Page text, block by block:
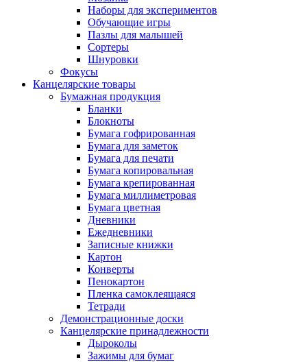
Наборы для экспериментов
Обучающие игры
Пазлы для малышей
Сортеры
Шнуровки
Фокусы
Канцелярские товары
Бумажная продукция
Бланки
Блокноты
Бумага гофрированная
Бумага для заметок
Бумага для печати
Бумага копировальная
Бумага крепированная
Бумага миллиметровая
Бумага цветная
Дневники
Ежедневники
Записные книжки
Картон
Конверты
Пенокартон
Пленка самоклеящаяся
Тетради
Демонстрационные доски
Канцелярские принадлежности
Дыроколы
Зажимы для бумаг